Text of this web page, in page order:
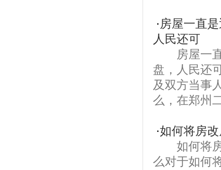
·房屋一直
人民还可
房屋一直
盘，人民还
及双方当事
么，在郑州
·如何将房
如何将房
么对于如何